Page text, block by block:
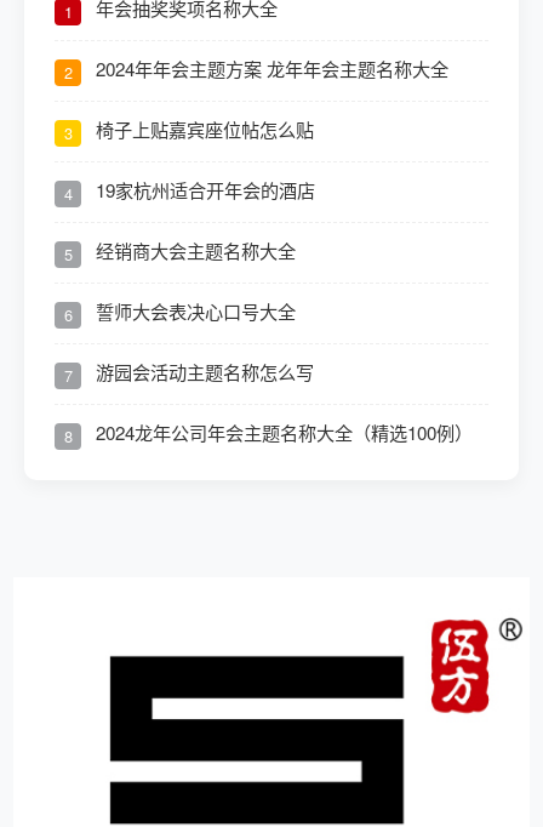
1 年会抽奖奖项名称大全
2 2024年年会主题方案 龙年年会主题名称大全
3 椅子上贴嘉宾座位帖怎么贴
4 19家杭州适合开年会的酒店
5 经销商大会主题名称大全
6 誓师大会表决心口号大全
7 游园会活动主题名称怎么写
8 2024龙年公司年会主题名称大全（精选100例）